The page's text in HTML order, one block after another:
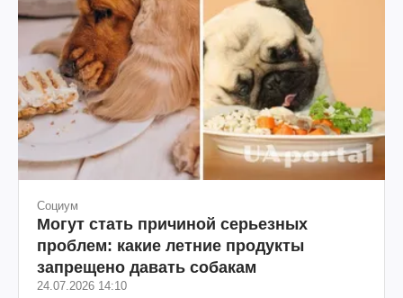
Социум
Могут стать причиной серьезных
проблем: какие летние продукты
запрещено давать собакам
24.07.2026 14:10